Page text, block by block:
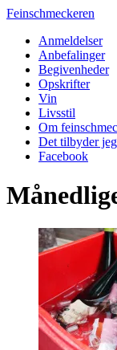
Feinschmeckeren
Anmeldelser
Anbefalinger
Begivenheder
Opskrifter
Vin
Livsstil
Om
Det tilbyder jeg
Facebook